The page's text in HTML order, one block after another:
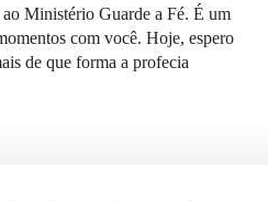
Ministério Guarde a Fé. É um
com você. Hoje, espero
de que forma a profecia